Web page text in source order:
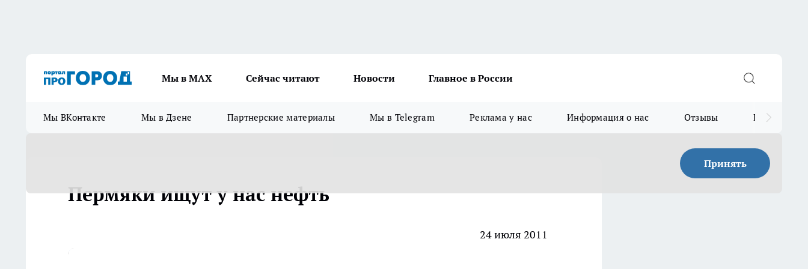
Мы в МАХ Сейчас читают Новости Главное в России
Мы ВКонтакте Мы в Дзене Партнерские материалы Мы в Telegram Реклама у нас Информация о нас Отзывы Прайс для
Принять
Пермяки ищут у нас нефть
24 июля 2011